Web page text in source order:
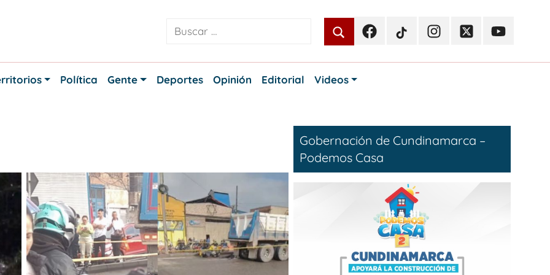
FacebookTikTokInstagramTwitterYoutube
Política Gente Deportes Opinión Editorial Videos
Gobernación de Cundinamarca –
Podemos Casa